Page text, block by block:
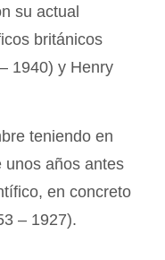
su actual
británicos
1940) y Henry
teniendo en
unos años antes
en concreto
– 1927).